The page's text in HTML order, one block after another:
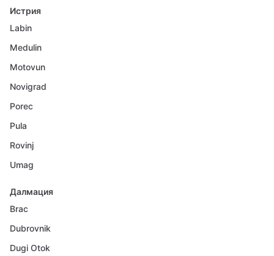
Истрия
Labin
Medulin
Motovun
Novigrad
Porec
Pula
Rovinj
Umag
Далмация
Brac
Dubrovnik
Dugi Otok